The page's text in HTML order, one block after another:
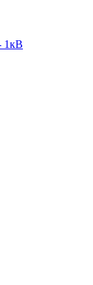
1кВ